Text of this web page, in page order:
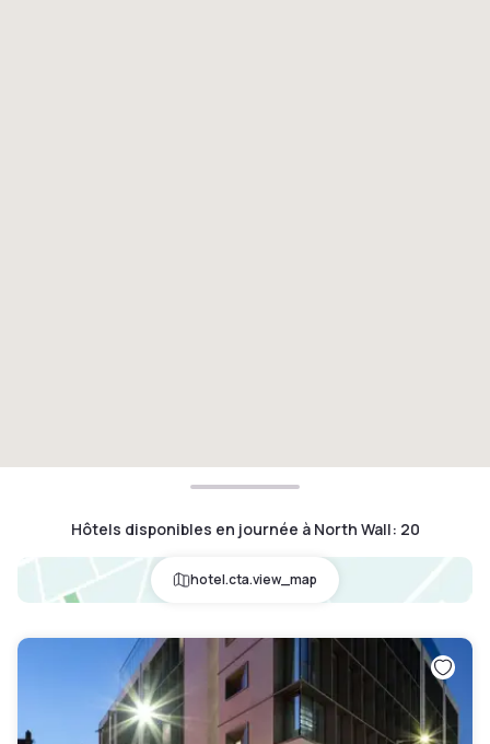
Hôtels disponibles en journée à North Wall: 20
hotel.cta.view_map